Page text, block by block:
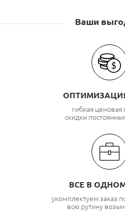
Ваши
гибкая ценовая
скидки
ВСЕ В
укомплектуем заказ
всю рутину